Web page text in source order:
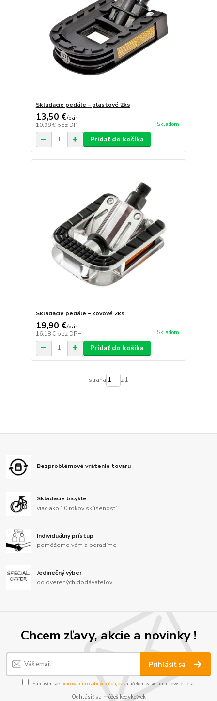
Skladacie pedále – plastové 2ks
13,50 €/pár
10,98 € bez DPH Skladom
Pridať do košíka
Skladacie pedále – kovové 2ks
19,90 €/pár
16,18 € bez DPH Skladom
Pridať do košíka
strana z 1
Bezproblémové vrátenie tovaru
Skladacie bicykle
viac ako 10 rokov skúseností
Individuálny prístup
pomôžeme vám a poradíme
Jedinečný výber
od overených dodávateľov
Chcem zľavy, akcie a novinky !
Prihlásiť sa
Súhlasím sospracovaním osobných údajov za účelom zasielania newslettera.
Odhlásiť sa môžeš kedykoľvek